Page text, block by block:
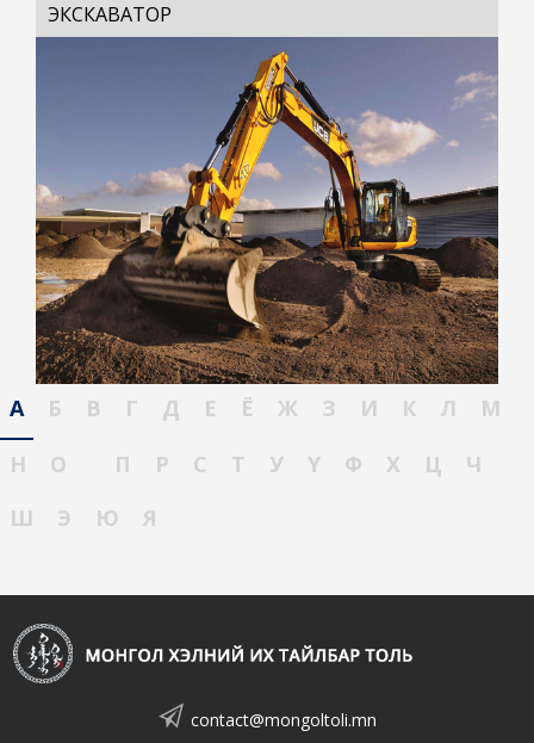
ЭКСКАВАТОР
А Б В Г Д Е Ё Ж З И К Л
М
Н
О П Р С Т У Ү Ф Х Ц
Ч
Ш
Э Ю Я
contact@mongoltoli.mn